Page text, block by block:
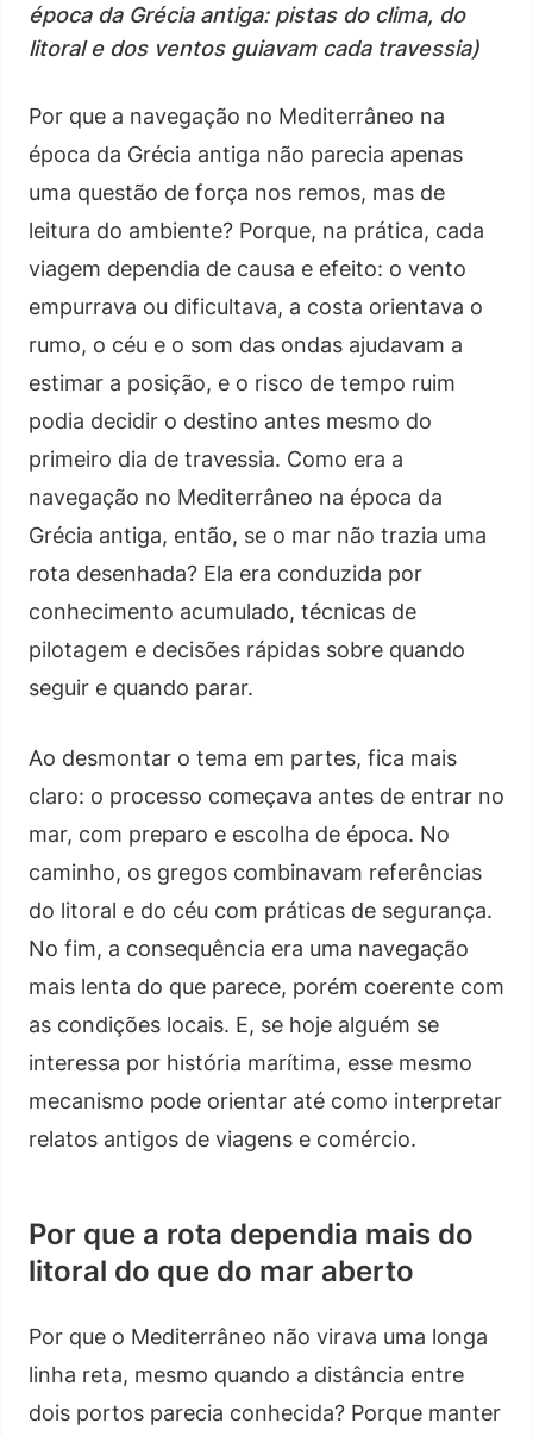
época da Grécia antiga: pistas do clima, do
litoral e dos ventos guiavam cada travessia)
Por que a navegação no Mediterrâneo na
época da Grécia antiga não parecia apenas
uma questão de força nos remos, mas de
leitura do ambiente? Porque, na prática, cada
viagem dependia de causa e efeito: o vento
empurrava ou dificultava, a costa orientava o
rumo, o céu e o som das ondas ajudavam a
estimar a posição, e o risco de tempo ruim
podia decidir o destino antes mesmo do
primeiro dia de travessia. Como era a
navegação no Mediterrâneo na época da
Grécia antiga, então, se o mar não trazia uma
rota desenhada? Ela era conduzida por
conhecimento acumulado, técnicas de
pilotagem e decisões rápidas sobre quando
seguir e quando parar.
Ao desmontar o tema em partes, fica mais
claro: o processo começava antes de entrar no
mar, com preparo e escolha de época. No
caminho, os gregos combinavam referências
do litoral e do céu com práticas de segurança.
No fim, a consequência era uma navegação
mais lenta do que parece, porém coerente com
as condições locais. E, se hoje alguém se
interessa por história marítima, esse mesmo
mecanismo pode orientar até como interpretar
relatos antigos de viagens e comércio.
Por que a rota dependia mais do
litoral do que do mar aberto
Por que o Mediterrâneo não virava uma longa
linha reta, mesmo quando a distância entre
dois portos parecia conhecida? Porque manter